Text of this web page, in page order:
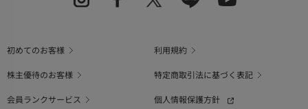
初めてのお客様
利用規約
株主優待のお客様
特定商取引法に基づく表記
会員ランクサービス
個人情報保護方針